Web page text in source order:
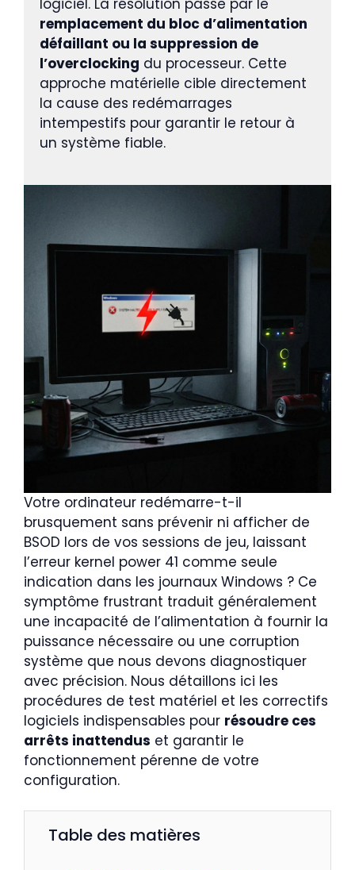
remplacement du bloc d’alimentation
défaillant ou la suppression de
l’overclocking du processeur. Cette
approche matérielle cible directement
la cause des redémarrages
intempestifs pour garantir le retour à
un système fiable.
Votre ordinateur redémarre-t-il
brusquement sans prévenir ni afficher de
BSOD lors de vos sessions de jeu, laissant
l’erreur kernel power 41 comme seule
indication dans les journaux Windows ? Ce
symptôme frustrant traduit généralement
une incapacité de l’alimentation à fournir la
puissance nécessaire ou une corruption
système que nous devons diagnostiquer
avec précision. Nous détaillons ici les
procédures de test matériel et les correctifs
logiciels indispensables pour résoudre ces
arrêts inattendus et garantir le
fonctionnement pérenne de votre
configuration.
Table des matières